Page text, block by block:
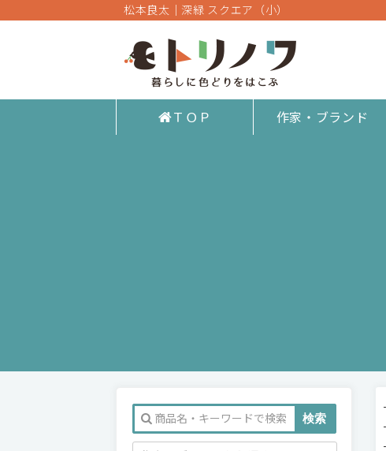
松本良太｜深緑 スクエア（小）
ＴＯＰ 作家・ブランド